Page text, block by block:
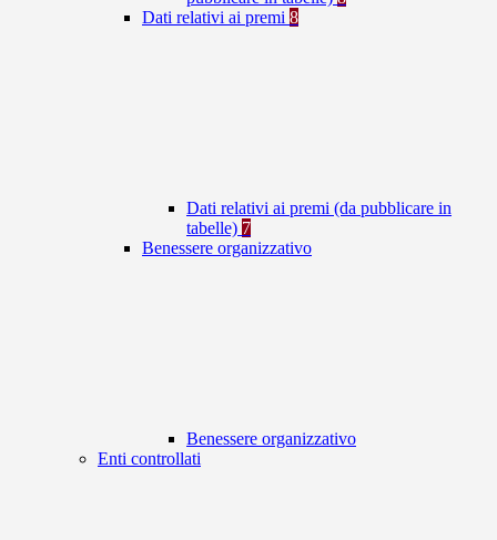
Dati relativi ai premi 8
Dati relativi ai premi (da pubblicare in
tabelle) 7
Benessere organizzativo
Benessere organizzativo
Enti controllati